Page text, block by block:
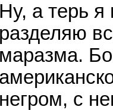
Ну, а терь
разделяю
маразма.
негром, с